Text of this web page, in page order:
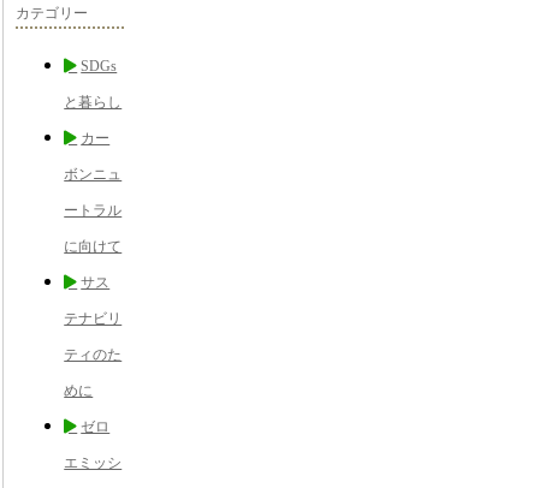
カテゴリー
SDGs
と暮らし
カー
ボンニュ
ートラル
に向けて
サス
テナビリ
ティのた
めに
ゼロ
エミッシ